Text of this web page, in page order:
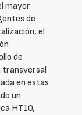
mayor
de
el
de
transversal
en estas
un
HT10,